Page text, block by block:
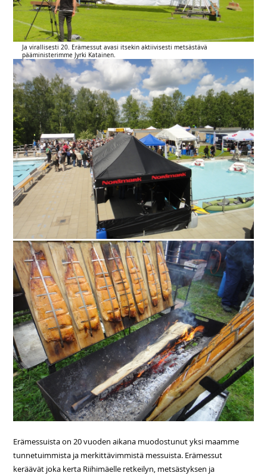
Ja virallisesti 20. Erämessut avasi itsekin aktiivisesti metsästävä
pääministerimme Jyrki Katainen.
Erämessuista on 20 vuoden aikana muodostunut yksi maamme
tunnetuimmista ja merkittävimmistä messuista. Erämessut
keräävät joka kerta Riihimäelle retkeilyn, metsästyksen ja